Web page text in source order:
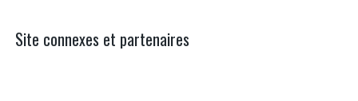
Site connexes et partenaires